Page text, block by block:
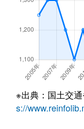
※出典：国土交
s://